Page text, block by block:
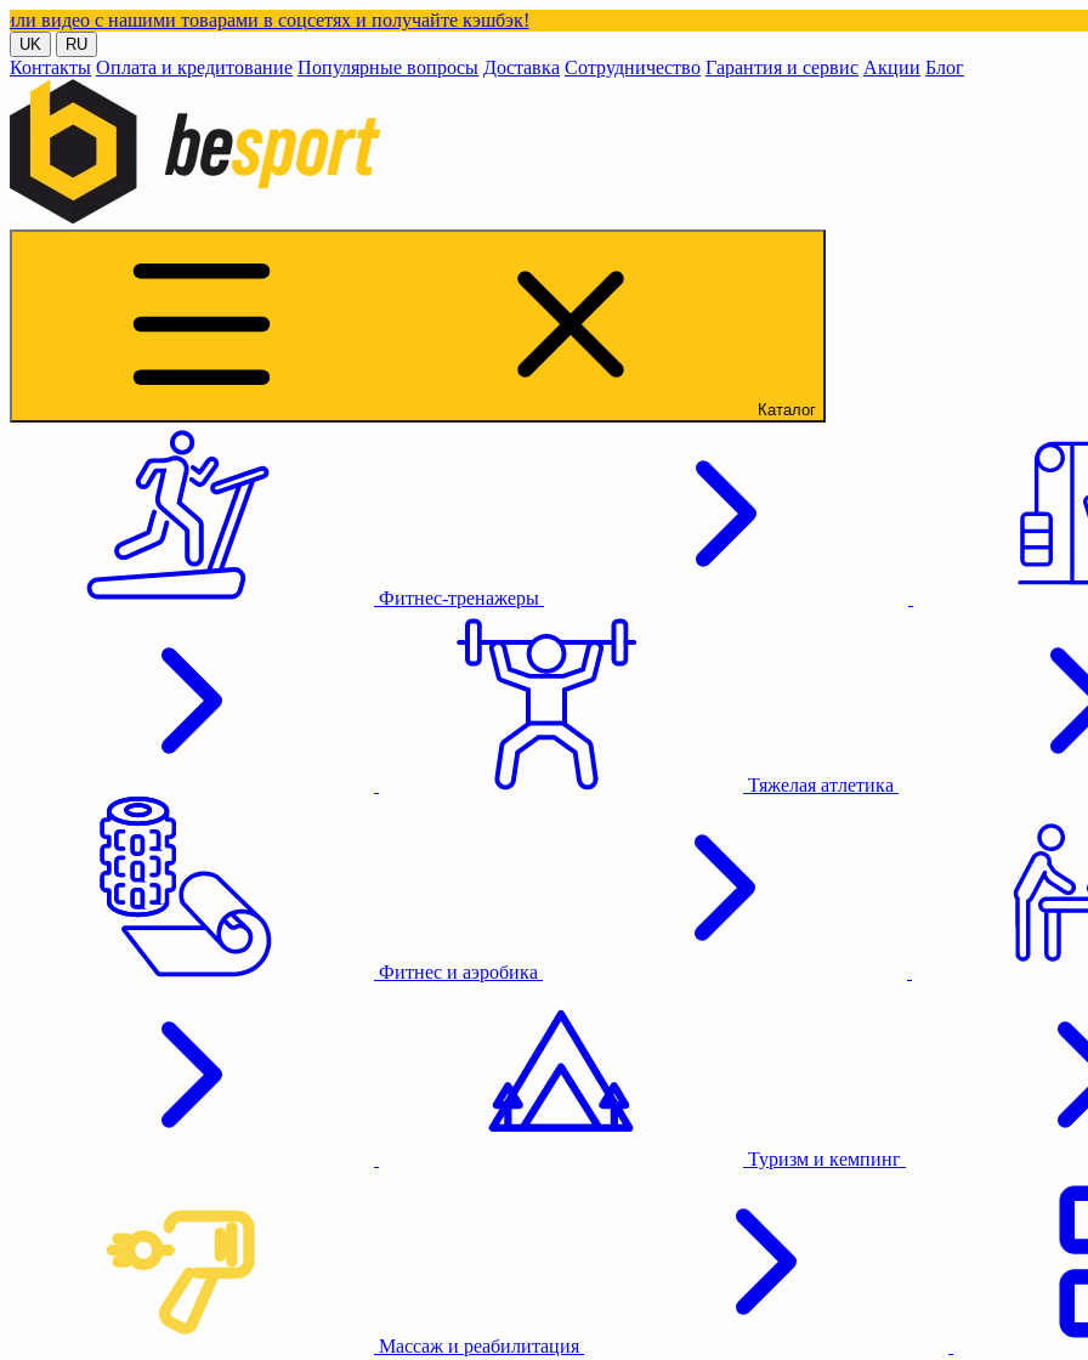
товарами в соцсетях и получайте кэшбэк!
UK RU
Контакты Оплата и кредитование Популярные вопросы Доставка Сотрудничество Гарантия и сервис Акции Блог
Каталог
Фитнес-тренажеры
Тяжелая атлетика
Фитнес и аэробика
Туризм и кемпинг
Массаж и реабилитация